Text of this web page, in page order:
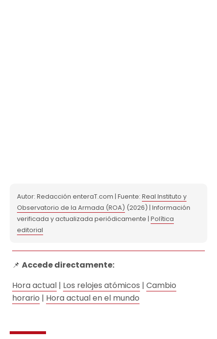
Autor: Redacción enteraT.com | Fuente: Real Instituto y
Observatorio de la Armada (ROA) (2026) | Información
verificada y actualizada periódicamente | Política
editorial
📌 Accede directamente:
Hora actual | Los relojes atómicos | Cambio
horario | Hora actual en el mundo